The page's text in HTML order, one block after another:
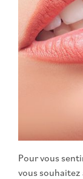
Pour vous
vous